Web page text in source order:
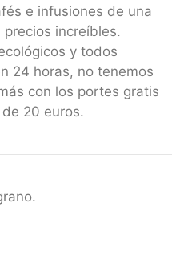
e infusiones de una
increíbles.
y todos
24 horas, no tenemos
con los portes gratis
20 euros.